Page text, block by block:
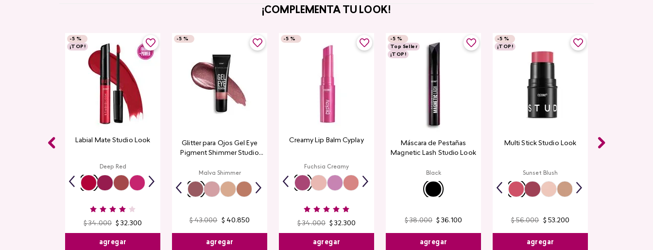
¡COMPLEMENTA TU LOOK!
-5 %
¡TOP!
Labial Mate Studio Look
Deep Red
$ 34.000 $ 32.300
agregar
-5 %
Glitter para Ojos Gel Eye
Pigment Shimmer Studio
Malva Shimmer
$ 43.000 $ 40.850
agregar
-5 %
Creamy Lip Balm Cyplay
Fuchsia Creamy
$ 34.000 $ 32.300
agregar
-5 %
Top Seller
¡TOP!
Máscara de Pestañas
Magnetic Lash Studio Look
Black
$ 38.000 $ 36.100
agregar
-5 %
¡TOP!
Multi Stick Studio Look
Sunset Blush
$ 56.000 $ 53.200
agregar